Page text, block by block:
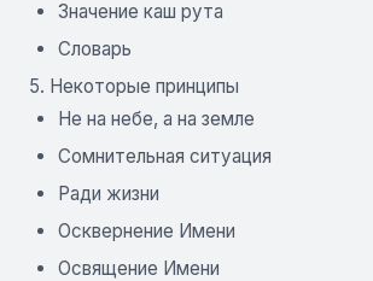
Значение каш рута
Словарь
5. Некоторые принципы
Не на небе, а на земле
Сомнительная ситуация
Ради жизни
Осквернение Имени
Освящение Имени